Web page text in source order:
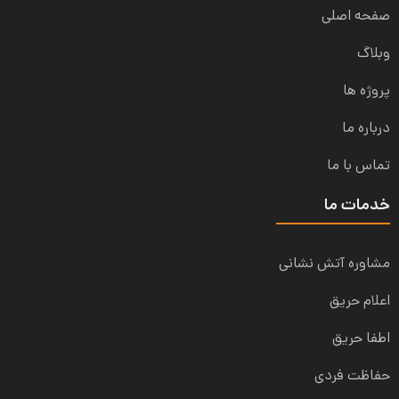
صفحه اصلی
وبلاگ
پروژه ها
درباره ما
تماس با ما
خدمات ما
مشاوره آتش نشانی
اعلام حریق
اطفا حریق
حفاظت فردی